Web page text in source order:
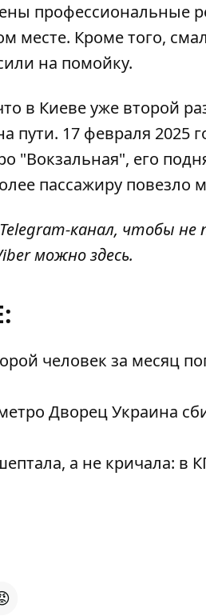
профессиональные
месте. Кроме того,
на помойку.
в Киеве уже второй
пути. 17 февраля 2025
"Вокзальная", его
пассажиру
Telegram-канал, чтобы не
можноздесь.
человек за месяц
Дворец Украина
а не кричала: в